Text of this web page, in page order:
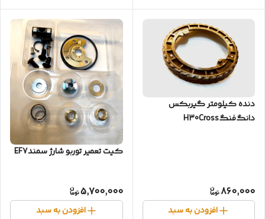
دنده کیلومتر گیربکس
دانگ‌فنگH30Cross
860,000
افزودن به سبد
کیت تعمیر توربو شارژ سمندEF7
5,700,000
افزودن به سبد